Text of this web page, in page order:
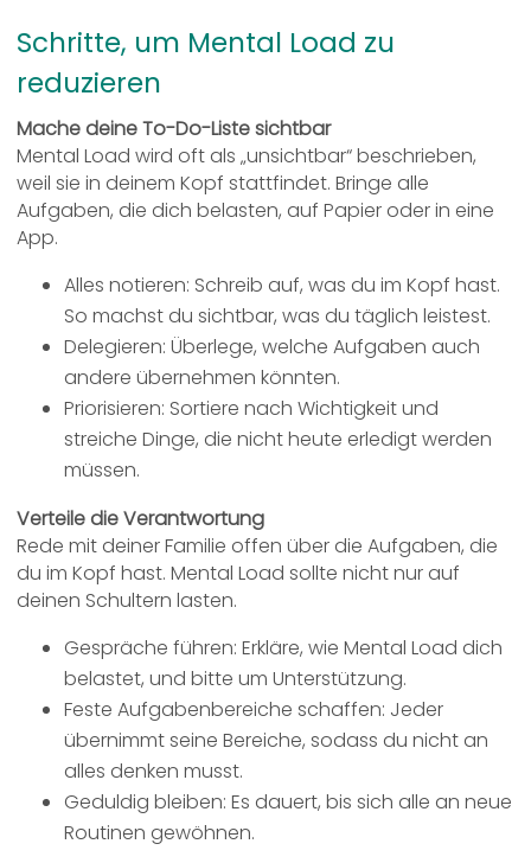
Schritte, um Mental Load zu
reduzieren
Mache deine To-Do-Liste sichtbar
Mental Load wird oft als „unsichtbar“ beschrieben,
weil sie in deinem Kopf stattfindet. Bringe alle
Aufgaben, die dich belasten, auf Papier oder in eine
App.
Alles notieren: Schreib auf, was du im Kopf hast.
So machst du sichtbar, was du täglich leistest.
Delegieren: Überlege, welche Aufgaben auch
andere übernehmen könnten.
Priorisieren: Sortiere nach Wichtigkeit und
streiche Dinge, die nicht heute erledigt werden
müssen.
Verteile die Verantwortung
Rede mit deiner Familie offen über die Aufgaben, die
du im Kopf hast. Mental Load sollte nicht nur auf
deinen Schultern lasten.
Gespräche führen: Erkläre, wie Mental Load dich
belastet, und bitte um Unterstützung.
Feste Aufgabenbereiche schaffen: Jeder
übernimmt seine Bereiche, sodass du nicht an
alles denken musst.
Geduldig bleiben: Es dauert, bis sich alle an neue
Routinen gewöhnen.